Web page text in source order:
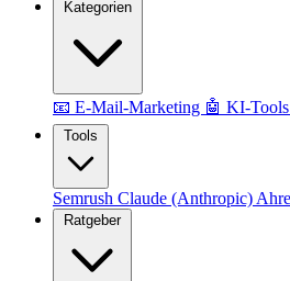
📧 E-Mail-Marketing 🤖 KI-Tools
Semrush Claude (Anthropic)
Ratgeber